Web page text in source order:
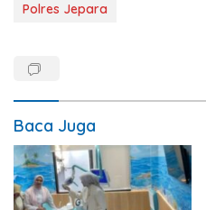
Polres Jepara
Baca Juga